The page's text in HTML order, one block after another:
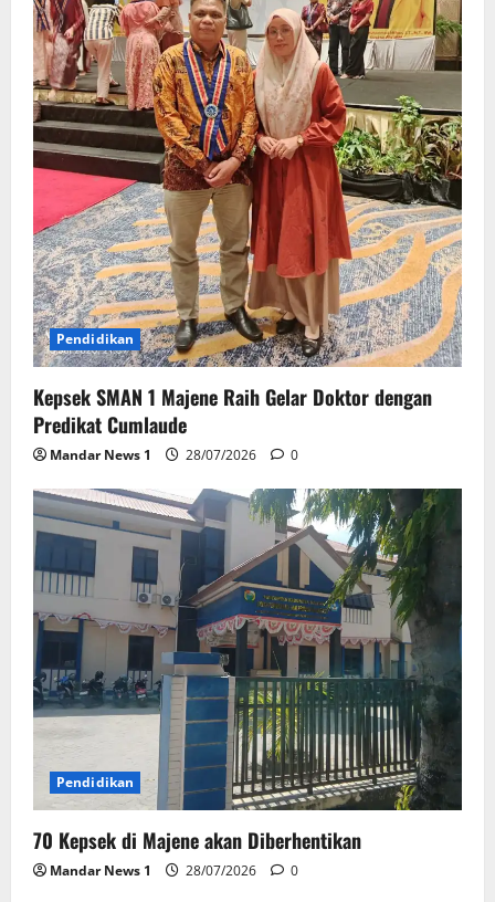
Pendidikan
Kepsek SMAN 1 Majene Raih Gelar Doktor dengan
Predikat Cumlaude
Mandar News 1 28/07/2026 0
Pendidikan
70 Kepsek di Majene akan Diberhentikan
Mandar News 1 28/07/2026 0